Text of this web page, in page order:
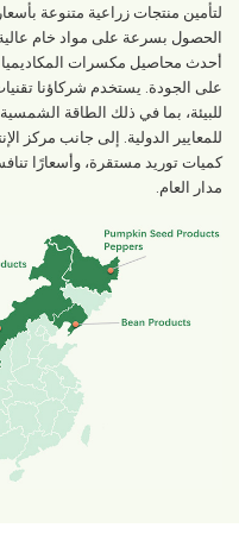
لتأمين منتجات زراعية متنوعة
الحصول بسرعة على مواد خام
أحدث محاصيل مكسرات
على الجودة. يستخدم شركاؤنا
للبيئة، بما في ذلك الطاقة الشمسية
للمعايير الدولية. إلى جانب مركز
كميات توريد مستقرة، وأسعارًا
مدار العام.